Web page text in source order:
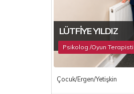
LÜTFIYE YILDIZ
Psikolog /Oyun Terapisti
Çocuk/Ergen/Yetişkin